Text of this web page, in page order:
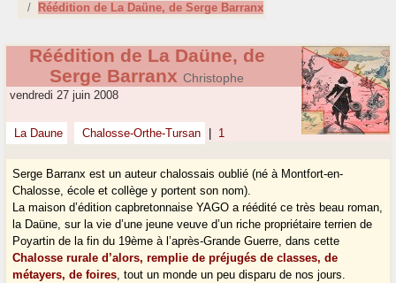
Réédition de La Daüne, de Serge Barranx
Réédition de La Daüne, de
Serge Barranx Christophe
vendredi 27 juin 2008
La Daune Chalosse-Orthe-Tursan 1
Serge Barranx est un auteur chalossais oublié (né à Montfort-en-
Chalosse, école et collège y portent son nom).
La maison d’édition capbretonnaise YAGO a réédité ce très beau roman,
la Daüne, sur la vie d’une jeune veuve d’un riche propriétaire terrien de
Poyartin de la fin du 19ème à l’après-Grande Guerre, dans cette
Chalosse rurale d’alors, remplie de préjugés de classes, de
métayers, de foires, tout un monde un peu disparu de nos jours.